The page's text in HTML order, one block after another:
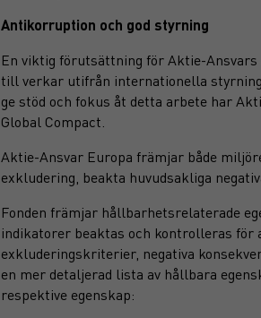
Antikorruption och god styrning
En viktig förutsättning för Aktie-
till verkar utifrån internationella
ge stöd och fokus åt detta arbete har
Global Compact.
Aktie-Ansvar Europa främjar både
exkludering, beakta huvudsakliga
Fonden främjar hållbarhetsrelaterade
indikatorer beaktas och kontrolleras
exkluderingskriterier, negativa
en mer detaljerad lista av hållbara
respektive egenskap: